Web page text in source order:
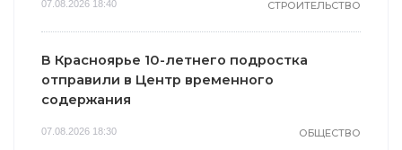
07.08.2026 18:40 СТРОИТЕЛЬСТВО
В Красноярье 10-летнего подростка
отправили в Центр временного
содержания
07.08.2026 18:30 ОБЩЕСТВО